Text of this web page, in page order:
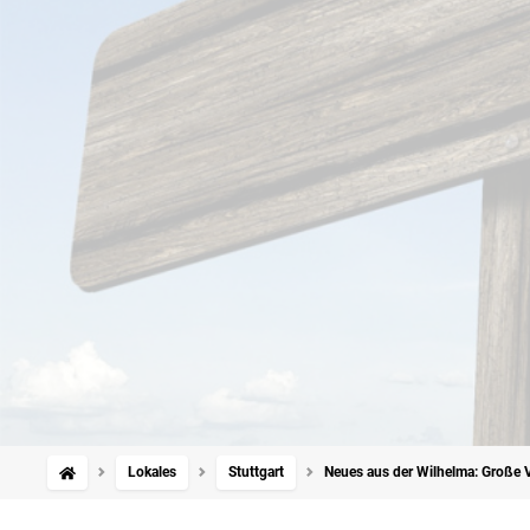
Lokales Stuttgart Neues aus der Wilhelma: Große